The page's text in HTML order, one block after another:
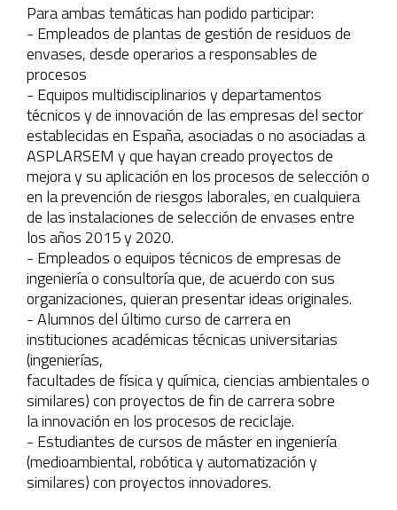
Para ambas temáticas han podido participar:
- Empleados de plantas de gestión de residuos de
envases, desde operarios a responsables de
procesos
- Equipos multidisciplinarios y departamentos
técnicos y de innovación de las empresas del sector
establecidas en España, asociadas o no asociadas a
ASPLARSEM y que hayan creado proyectos de
mejora y su aplicación en los procesos de selección o
en la prevención de riesgos laborales, en cualquiera
de las instalaciones de selección de envases entre
los años 2015 y 2020.
- Empleados o equipos técnicos de empresas de
ingeniería o consultoría que, de acuerdo con sus
organizaciones, quieran presentar ideas originales.
- Alumnos del último curso de carrera en
instituciones académicas técnicas universitarias
(ingenierías,
facultades de física y química, ciencias ambientales o
similares) con proyectos de fin de carrera sobre
la innovación en los procesos de reciclaje.
- Estudiantes de cursos de máster en ingeniería
(medioambiental, robótica y automatización y
similares) con proyectos innovadores.